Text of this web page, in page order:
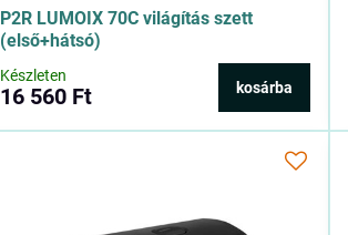
P2R LUMOIX 70C világítás szett
(első+hátsó)
Készleten
16 560 Ft kosárba